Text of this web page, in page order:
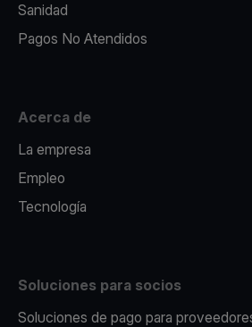
Sanidad
Pagos No Atendidos
Acerca de
La empresa
Empleo
Tecnología
Soluciones para socios
Soluciones de pago para